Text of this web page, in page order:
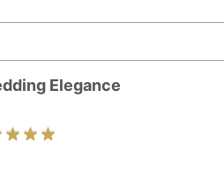
Elegance